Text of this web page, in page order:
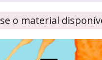
o material